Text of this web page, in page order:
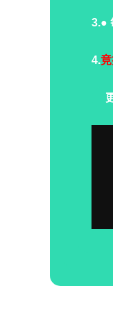
3.●
4.